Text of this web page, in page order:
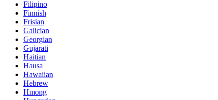
Filipino
Finnish
Frisian
Galician
Georgian
Gujarati
Haitian
Hausa
Hawaiian
Hebrew
Hmong